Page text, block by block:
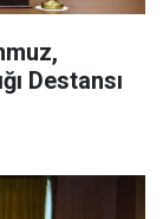
Destansı